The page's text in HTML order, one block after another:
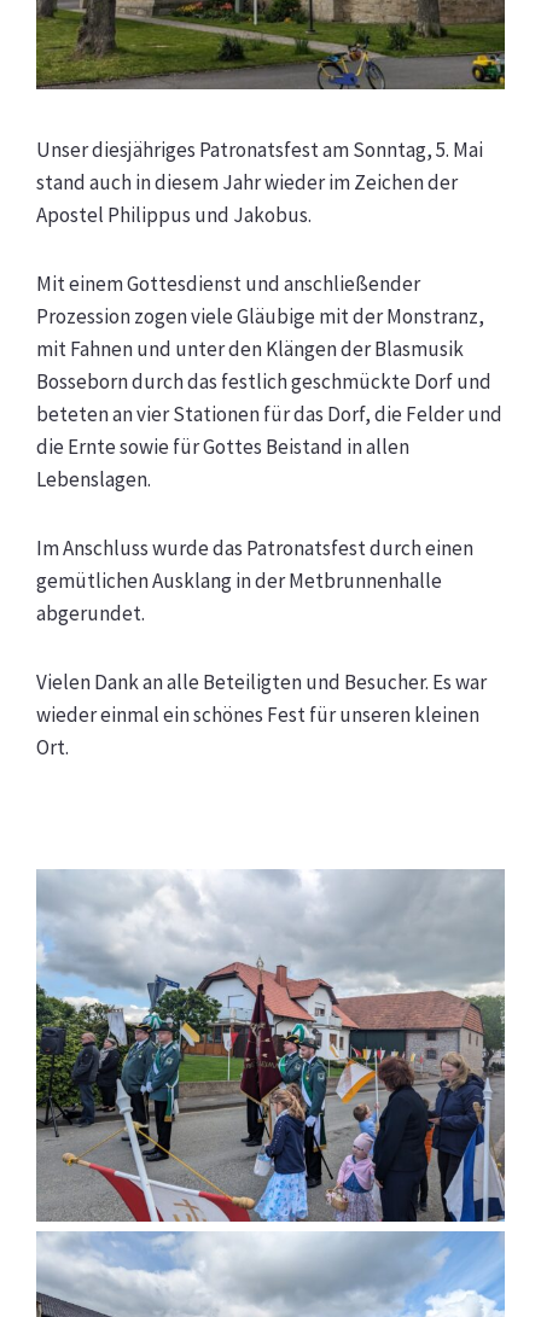
Unser diesjähriges Patronatsfest am Sonntag, 5. Mai
stand auch in diesem Jahr wieder im Zeichen der
Apostel Philippus und Jakobus.
Mit einem Gottesdienst und anschließender
Prozession zogen viele Gläubige mit der Monstranz,
mit Fahnen und unter den Klängen der Blasmusik
Bosseborn durch das festlich geschmückte Dorf und
beteten an vier Stationen für das Dorf, die Felder und
die Ernte sowie für Gottes Beistand in allen
Lebenslagen.
Im Anschluss wurde das Patronatsfest durch einen
gemütlichen Ausklang in der Metbrunnenhalle
abgerundet.
Vielen Dank an alle Beteiligten und Besucher. Es war
wieder einmal ein schönes Fest für unseren kleinen
Ort.